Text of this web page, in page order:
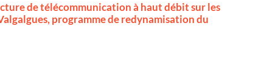
de télécommunication à haut débit sur les
programme de redynamisation du